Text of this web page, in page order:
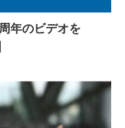
年のビデオを